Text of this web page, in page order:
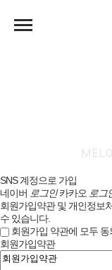
SNS 계정으로 가입
네이버 로그인 카카오 로그
회원가입약관 및 개인정보
수 있습니다.
회원가입 약관에 모두
회원가입약관